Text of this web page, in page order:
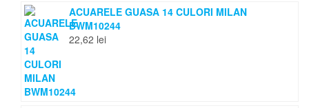
ACUARELE GUASA 14 CULORI MILAN
BWM10244
22,62 lei